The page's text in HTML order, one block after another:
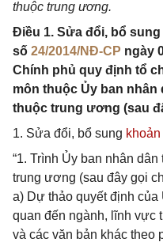
thuộc trung ương.
Điều 1. Sửa đổi, bổ
số 24/2014/NĐ-CP ngày
Chính phủ quy định tổ
môn thuộc Ủy ban
thuộc trung ương (sau
1. Sửa đổi, bổ sung khoản
“1. Trình Ủy ban nhân
trung ương (sau đây gọi
a) Dự thảo quyết định
quan đến ngành, lĩnh vực
và các văn bản khác theo